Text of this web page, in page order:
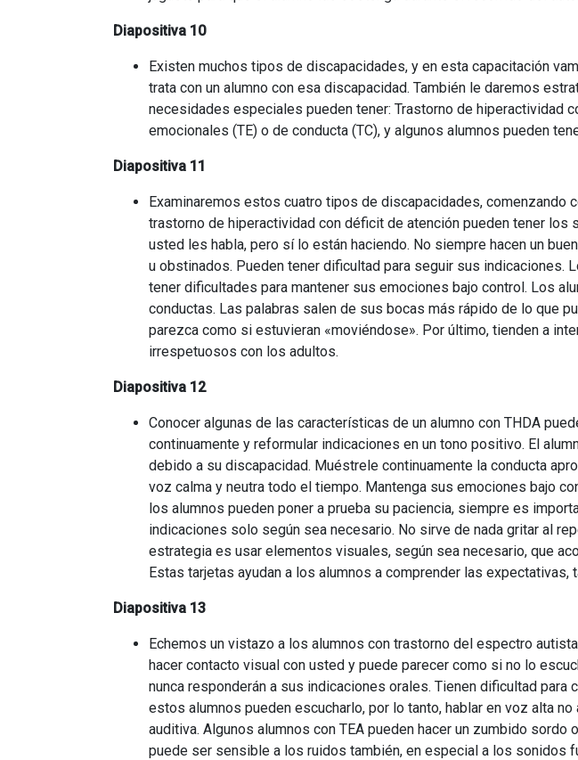
Diapositiva 10
Existen muchos tipos de discapacidades, y en esta capacitación
trata con un alumno con esa discapacidad. También le daremos
necesidades especiales pueden tener: Trastorno de hiperactividad
emocionales (TE) o de conducta (TC), y algunos alumnos pueden
Diapositiva 11
Examinaremos estos cuatro tipos de discapacidades, comenzando
trastorno de hiperactividad con déficit de atención pueden tener
usted les habla, pero sí lo están haciendo. No siempre hacen un
u obstinados. Pueden tener dificultad para seguir sus
tener dificultades para mantener sus emociones bajo control. Los
conductas. Las palabras salen de sus bocas más rápido de lo que
parezca como si estuvieran «moviéndose». Por último, tienden a
irrespetuosos con los adultos.
Diapositiva 12
Conocer algunas de las características de un alumno con THDA
continuamente y reformular indicaciones en un tono positivo. El
debido a su discapacidad. Muéstrele continuamente la conducta
voz calma y neutra todo el tiempo. Mantenga sus emociones bajo
los alumnos pueden poner a prueba su paciencia, siempre es
indicaciones solo según sea necesario. No sirve de nada gritar al
estrategia es usar elementos visuales, según sea necesario, que
Estas tarjetas ayudan a los alumnos a comprender las expectativas,
Diapositiva 13
Echemos un vistazo a los alumnos con trastorno del espectro
hacer contacto visual con usted y puede parecer como si no lo
nunca responderán a sus indicaciones orales. Tienen dificultad
estos alumnos pueden escucharlo, por lo tanto, hablar en voz alta
auditiva. Algunos alumnos con TEA pueden hacer un zumbido
puede ser sensible a los ruidos también, en especial a los sonidos